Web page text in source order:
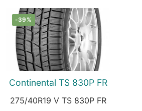
-39%
Continental TS 830P FR
275/40R19 V TS 830P FR